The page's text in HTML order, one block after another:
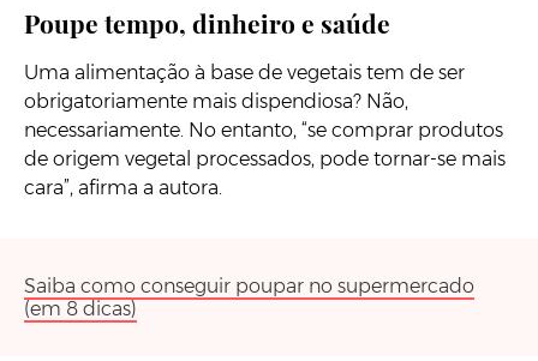
Poupe tempo, dinheiro e saúde
Uma alimentação à base de vegetais tem de ser
obrigatoriamente mais dispendiosa? Não,
necessariamente. No entanto, “se comprar produtos
de origem vegetal processados, pode tornar-se mais
cara”, afirma a autora.
Saiba como conseguir poupar no supermercado
(em 8 dicas)